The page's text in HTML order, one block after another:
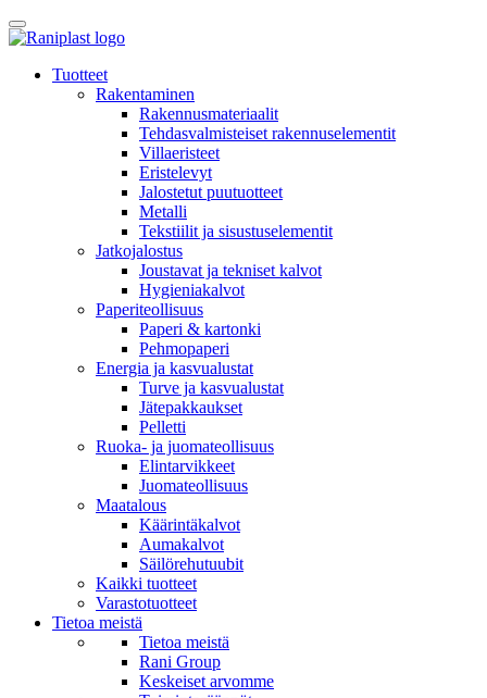
Skip
to
Tuotteet
Rakentaminen
Rakennusmateriaalit
Tehdasvalmisteiset rakennuselementit
Villaeristeet
Eristelevyt
Jalostetut puutuotteet
Metalli
Tekstiilit ja sisustuselementit
Jatkojalostus
Joustavat ja tekniset kalvot
Hygieniakalvot
Paperiteollisuus
Paperi & kartonki
Pehmopaperi
Energia ja kasvualustat
Turve ja kasvualustat
Jätepakkaukset
Pelletti
Ruoka- ja juomateollisuus
Elintarvikkeet
Juomateollisuus
Maatalous
Käärintäkalvot
Aumakalvot
Säilörehutuubit
Kaikki tuotteet
Varastotuotteet
Tietoa meistä
Tietoa meistä
Rani Group
Keskeiset arvomme